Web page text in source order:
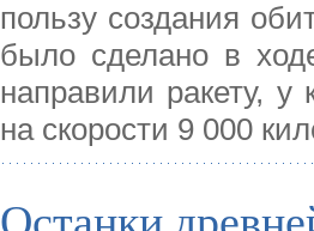
пользу создания
было сделано в
направили ракету, у
на скорости 9 000